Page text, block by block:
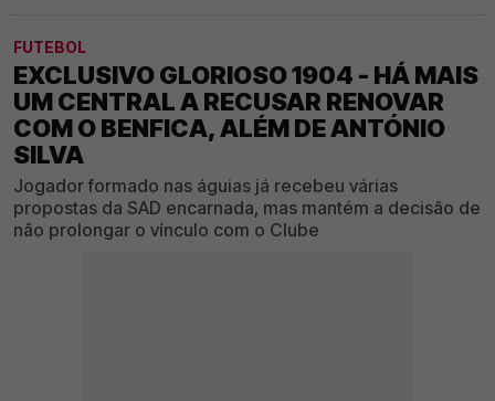
FUTEBOL
EXCLUSIVO GLORIOSO 1904 - HÁ MAIS
UM CENTRAL A RECUSAR RENOVAR
COM O BENFICA, ALÉM DE ANTÓNIO
SILVA
Jogador formado nas águias já recebeu várias
propostas da SAD encarnada, mas mantém a decisão de
não prolongar o vínculo com o Clube